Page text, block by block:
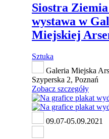
Siostra
wystawa w
Miejskiej
Sztuka
Galeria Miejska
Szyperska 2, Poznań
Zobacz szczegóły
09.07-05.09.2021